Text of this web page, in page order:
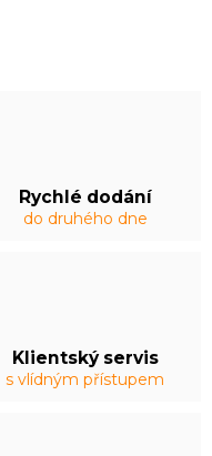
Rychlé dodání
do druhého dne
Klientský servis
s vlídným přístupem